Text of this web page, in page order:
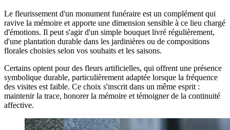
Le fleurissement d'un monument funéraire est un complément qui
ravive la mémoire et apporte une dimension sensible à ce lieu chargé
d'émotions. Il peut s'agir d'un simple bouquet livré régulièrement,
d'une plantation durable dans les jardinières ou de compositions
florales choisies selon vos souhaits et les saisons.
Certains optent pour des fleurs artificielles, qui offrent une présence
symbolique durable, particulièrement adaptée lorsque la fréquence
des visites est faible. Ce choix s'inscrit dans un même esprit :
maintenir la trace, honorer la mémoire et témoigner de la continuité
affective.